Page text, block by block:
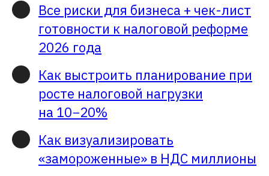
Все риски для бизнеса + чек-лист
готовности к налоговой реформе
2026 года
Как выстроить планирование при
росте налоговой нагрузки
на 10−20%
Как визуализировать
«замороженные» в НДС миллионы